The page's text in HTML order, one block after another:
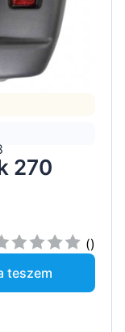
270
()
teszem